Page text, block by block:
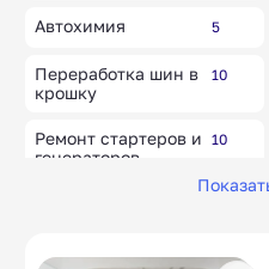
Автохимия 5
Переработка шин в
крошку
10
Ремонт стартеров и
генераторов
10